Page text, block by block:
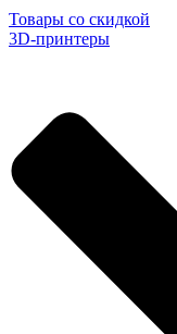
Товары со скидкой
3D-принтеры